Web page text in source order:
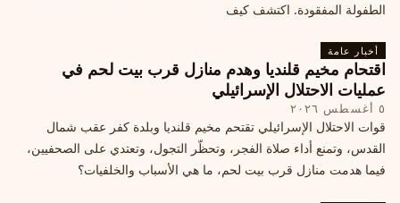
الطفولة المفقودة. اكتشف كيف
أخبار عامة
اقتحام مخيم قلنديا وهدم منازل قرب بيت لحم في
عمليات الاحتلال الإسرائيلي
٥ أغسطس ٢٠٢٦
قوات الاحتلال الإسرائيلي تقتحم مخيم قلنديا وبلدة كفر عقب شمال
القدس، وتمنع أداء صلاة الفجر، وتحظّر التجول، وتعتدي على الصحفيين،
فيما هدمت منازل قرب بيت لحم، ما هي الأسباب والخلفيات؟